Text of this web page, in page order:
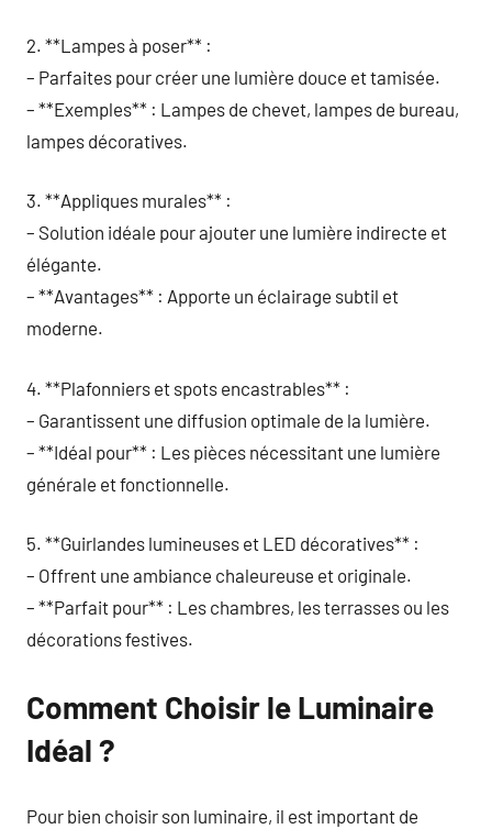
2. **Lampes à poser** :
– Parfaites pour créer une lumière douce et tamisée.
– **Exemples** : Lampes de chevet, lampes de bureau,
lampes décoratives.
3. **Appliques murales** :
– Solution idéale pour ajouter une lumière indirecte et
élégante.
– **Avantages** : Apporte un éclairage subtil et
moderne.
4. **Plafonniers et spots encastrables** :
– Garantissent une diffusion optimale de la lumière.
– **Idéal pour** : Les pièces nécessitant une lumière
générale et fonctionnelle.
5. **Guirlandes lumineuses et LED décoratives** :
– Offrent une ambiance chaleureuse et originale.
– **Parfait pour** : Les chambres, les terrasses ou les
décorations festives.
Comment Choisir le Luminaire
Idéal ?
Pour bien choisir son luminaire, il est important de